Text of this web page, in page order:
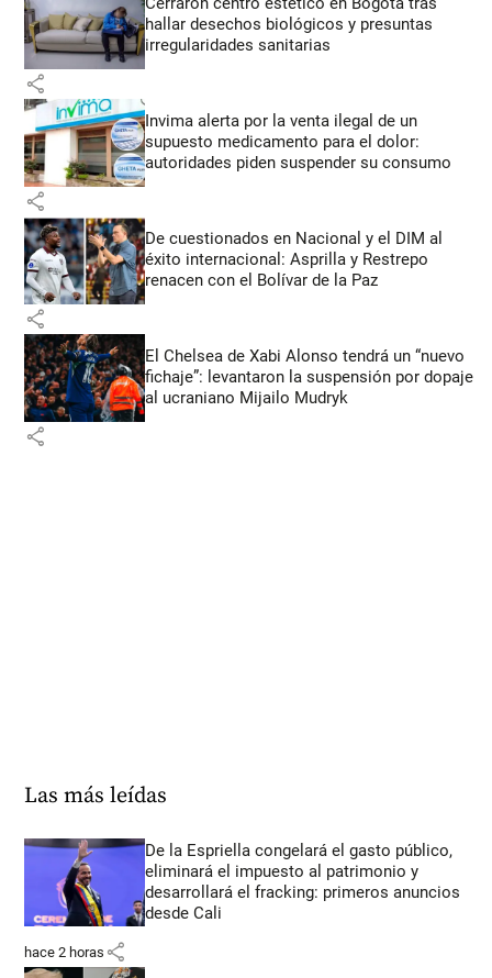
hallar desechos biológicos y presuntas
irregularidades sanitarias
share
Invima alerta por la venta ilegal de un
supuesto medicamento para el dolor:
autoridades piden suspender su consumo
share
De cuestionados en Nacional y el DIM al
éxito internacional: Asprilla y Restrepo
renacen con el Bolívar de la Paz
share
El Chelsea de Xabi Alonso tendrá un “nuevo
fichaje”: levantaron la suspensión por dopaje
al ucraniano Mijailo Mudryk
share
Las más leídas
De la Espriella congelará el gasto público,
eliminará el impuesto al patrimonio y
desarrollará el fracking: primeros anuncios
desde Cali
hace 2 horas share